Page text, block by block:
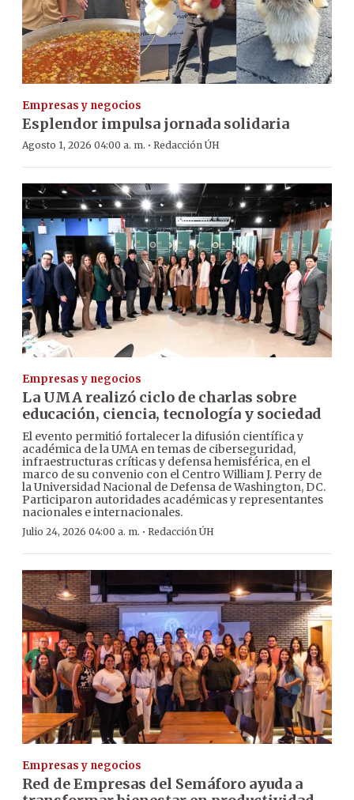
Empresas y negocios
Esplendor impulsa jornada solidaria
Agosto 1, 2026 04:00 a. m. · Redacción ÚH
Empresas y negocios
La UMA realizó ciclo de charlas sobre
educación, ciencia, tecnología y sociedad
El evento permitió fortalecer la difusión científica y
académica de la UMA en temas de ciberseguridad,
infraestructuras críticas y defensa hemisférica, en el
marco de su convenio con el Centro William J. Perry de
la Universidad Nacional de Defensa de Washington, DC.
Participaron autoridades académicas y representantes
nacionales e internacionales.
Julio 24, 2026 04:00 a. m. · Redacción ÚH
Empresas y negocios
Red de Empresas del Semáforo ayuda a